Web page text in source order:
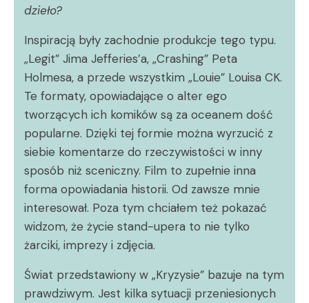
dzieło?
Inspiracją były zachodnie produkcje tego typu.
„Legit” Jima Jefferies’a, „Crashing” Peta
Holmesa, a przede wszystkim „Louie” Louisa CK.
Te formaty, opowiadające o alter ego
tworzących ich komików są za oceanem dość
popularne. Dzięki tej formie można wyrzucić z
siebie komentarze do rzeczywistości w inny
sposób niż sceniczny. Film to zupełnie inna
forma opowiadania historii. Od zawsze mnie
interesował. Poza tym chciałem też pokazać
widzom, że życie stand-upera to nie tylko
żarciki, imprezy i zdjęcia.
Świat przedstawiony w „Kryzysie” bazuje na tym
prawdziwym. Jest kilka sytuacji przeniesionych